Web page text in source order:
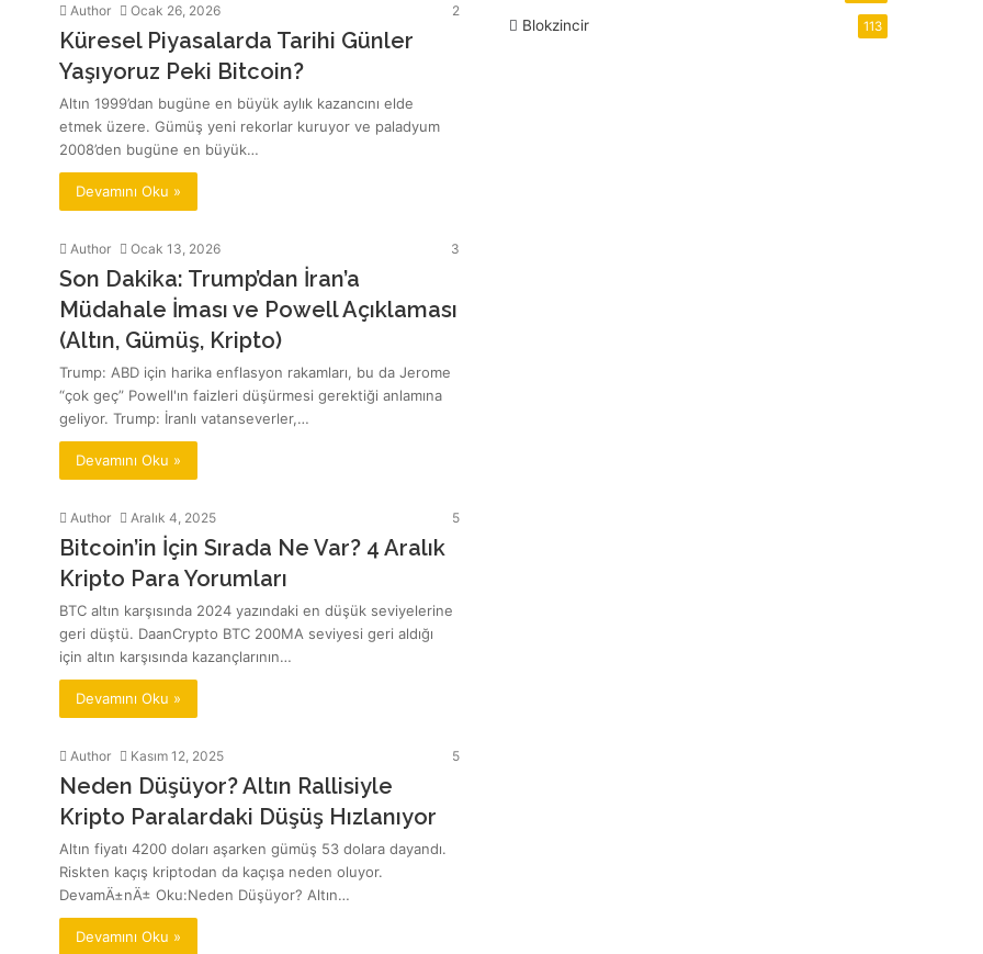
Author Ocak 26, 2026 2
Küresel Piyasalarda Tarihi Günler
Yaşıyoruz Peki Bitcoin?
Altın 1999’dan bugüne en büyük aylık kazancını elde
etmek üzere. Gümüş yeni rekorlar kuruyor ve paladyum
2008’den bugüne en büyük…
Devamını Oku »
Author Ocak 13, 2026 3
Son Dakika: Trump’dan İran’a
Müdahale İması ve Powell Açıklaması
(Altın, Gümüş, Kripto)
Trump: ABD için harika enflasyon rakamları, bu da Jerome
“çok geç” Powell'ın faizleri düşürmesi gerektiği anlamına
geliyor. Trump: İranlı vatanseverler,…
Devamını Oku »
Author Aralık 4, 2025 5
Bitcoin’in İçin Sırada Ne Var? 4 Aralık
Kripto Para Yorumları
BTC altın karşısında 2024 yazındaki en düşük seviyelerine
geri düştü. DaanCrypto BTC 200MA seviyesi geri aldığı
için altın karşısında kazançlarının…
Devamını Oku »
Author Kasım 12, 2025 5
Neden Düşüyor? Altın Rallisiyle
Kripto Paralardaki Düşüş Hızlanıyor
Altın fiyatı 4200 doları aşarken gümüş 53 dolara dayandı.
Riskten kaçış kriptodan da kaçışa neden oluyor.
DevamÄ±nÄ± Oku:Neden Düşüyor? Altın…
Devamını Oku »
Blokzincir 113